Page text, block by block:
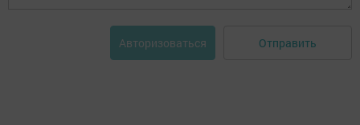
Авторизоваться Отправить